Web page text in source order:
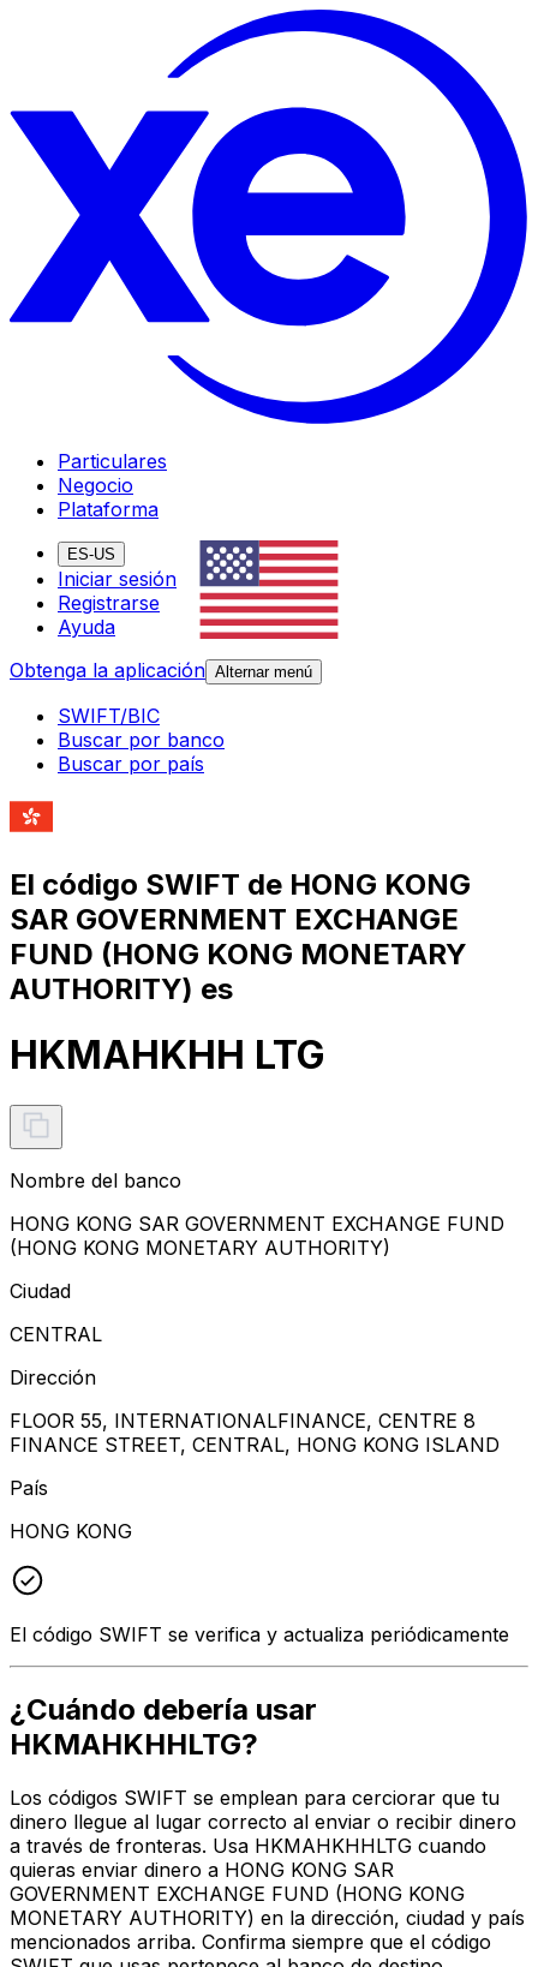
Particulares
Negocio
Plataforma
ES-US
Iniciar sesión
Registrarse
Ayuda
Obtenga la aplicación Alternar menú
SWIFT/BIC
Buscar por banco
Buscar por país
El código SWIFT de HONG KONG
SAR GOVERNMENT EXCHANGE
FUND (HONG KONG MONETARY
AUTHORITY) es
HKMAHKHH LTG
Nombre del banco
HONG KONG SAR GOVERNMENT EXCHANGE FUND
(HONG KONG MONETARY AUTHORITY)
Ciudad
CENTRAL
Dirección
FLOOR 55, INTERNATIONALFINANCE, CENTRE 8
FINANCE STREET, CENTRAL, HONG KONG ISLAND
País
HONG KONG
El código SWIFT se verifica y actualiza periódicamente
¿Cuándo debería usar
HKMAHKHHLTG?
Los códigos SWIFT se emplean para cerciorar que tu
dinero llegue al lugar correcto al enviar o recibir dinero
a través de fronteras. Usa HKMAHKHHLTG cuando
quieras enviar dinero a HONG KONG SAR
GOVERNMENT EXCHANGE FUND (HONG KONG
MONETARY AUTHORITY) en la dirección, ciudad y país
mencionados arriba. Confirma siempre que el código